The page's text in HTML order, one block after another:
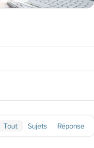
Tout Sujets Réponse